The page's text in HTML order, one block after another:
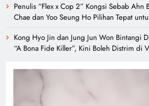
Penulis “Flex x Cop 2” Kongsi Sebab Ahn
Chae dan Yoo Seung Ho Pilihan Tepat
Kong Hyo Jin dan Jung Jun Won Bintangi
“A Bona Fide Killer”, Kini Boleh Distrim di